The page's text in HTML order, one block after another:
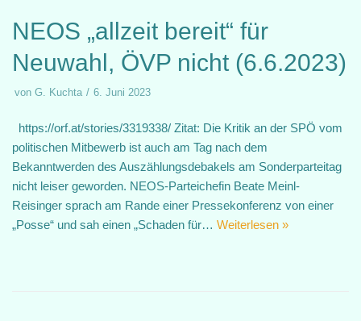
NEOS „allzeit bereit“ für
Neuwahl, ÖVP nicht (6.6.2023)
von G. Kuchta 6. Juni 2023
https://orf.at/stories/3319338/ Zitat: Die Kritik an der SPÖ vom
politischen Mitbewerb ist auch am Tag nach dem
Bekanntwerden des Auszählungsdebakels am Sonderparteitag
nicht leiser geworden. NEOS-Parteichefin Beate Meinl-
Reisinger sprach am Rande einer Pressekonferenz von einer
„Posse“ und sah einen „Schaden für… Weiterlesen »